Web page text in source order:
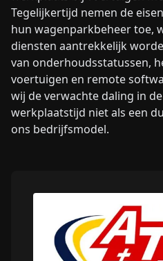
Tegelijkertijd nemen de
hun wagenparkbeheer toe,
diensten aantrekkelijk
van onderhoudsstatussen,
voertuigen en remote
wij de verwachte daling in
werkplaatstijd niet als een
ons bedrijfsmodel.